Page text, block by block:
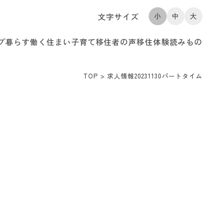
文字サイズ 小 中 大
暮らす働く 住まい子育て移住者の声移住体験読みもの
TOP > 求人情報20231130パートタイム